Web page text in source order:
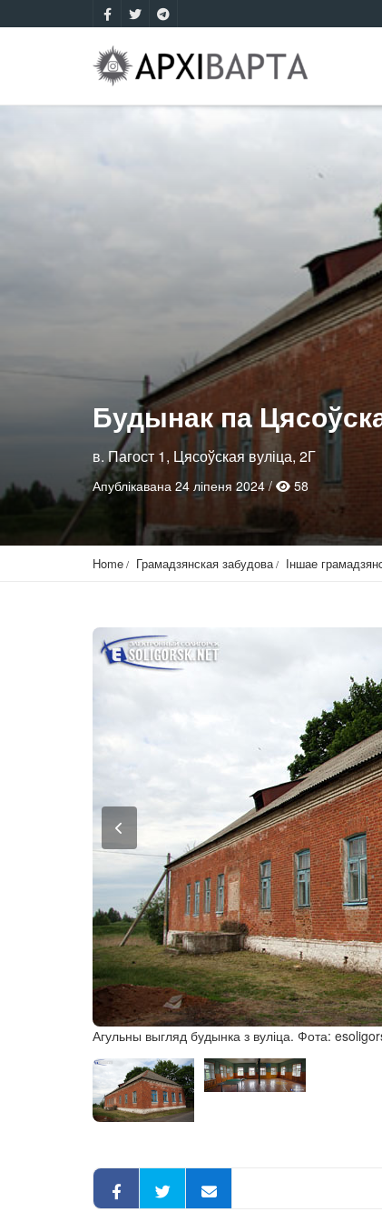
Будынак па
в. Пагост 1, Цясоўская вуліца, 2Г
Апублікавана 24 ліпеня 2024 / 58
Home Грамадзянская забудова Іншае
Агульны выгляд будынка з вуліца. Фота: